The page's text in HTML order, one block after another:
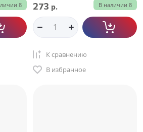
8 В наличии 8
273 р.
К сравнению
В избранное